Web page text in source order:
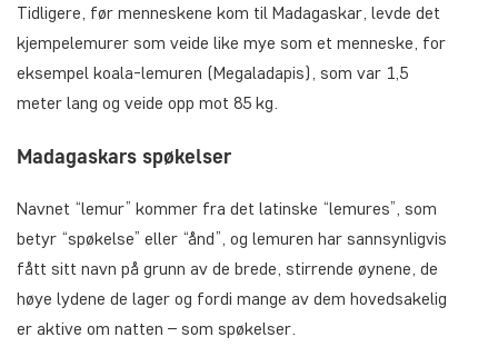
Tidligere, før menneskene kom til Madagaskar, levde det
kjempelemurer som veide like mye som et menneske, for
eksempel koala-lemuren (Megaladapis), som var 1,5
meter lang og veide opp mot 85 kg.
Madagaskars spøkelser
Navnet “lemur” kommer fra det latinske “lemures”, som
betyr “spøkelse” eller “ånd”, og lemuren har sannsynligvis
fått sitt navn på grunn av de brede, stirrende øynene, de
høye lydene de lager og fordi mange av dem hovedsakelig
er aktive om natten – som spøkelser.